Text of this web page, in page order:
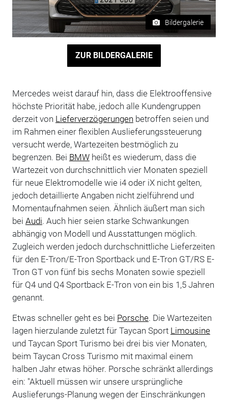
Bildergalerie
ZUR BILDERGALERIE
Mercedes weist darauf hin, dass die Elektrooffensive
höchste Priorität habe, jedoch alle Kundengruppen
derzeit von Lieferverzögerungen betroffen seien und
im Rahmen einer flexiblen Auslieferungssteuerung
versucht werde, Wartezeiten bestmöglich zu
begrenzen. Bei BMWheißt es wiederum, dass die
Wartezeit von durchschnittlich vier Monaten speziell
für neue Elektromodelle wie i4 oder iX nicht gelten,
jedoch detaillierte Angaben nicht zielführend und
Momentaufnahmen seien. Ähnlich äußert man sich
bei Audi. Auch hier seien starke Schwankungen
abhängig von Modell und Ausstattungen möglich.
Zugleich werden jedoch durchschnittliche Lieferzeiten
für den E-Tron/E-Tron Sportback und E-Tron GT/RS E-
Tron GT von fünf bis sechs Monaten sowie speziell
für Q4 und Q4 Sportback E-Tron von ein bis 1,5 Jahren
genannt.
Etwas schneller geht es bei Porsche. Die Wartezeiten
lagen hierzulande zuletzt für Taycan Sport Limousine
und Taycan Sport Turismo bei drei bis vier Monaten,
beim Taycan Cross Turismo mit maximal einem
halben Jahr etwas höher. Porsche schränkt allerdings
ein: "Aktuell müssen wir unsere ursprüngliche
Auslieferungs-Planung wegen der Einschränkungen